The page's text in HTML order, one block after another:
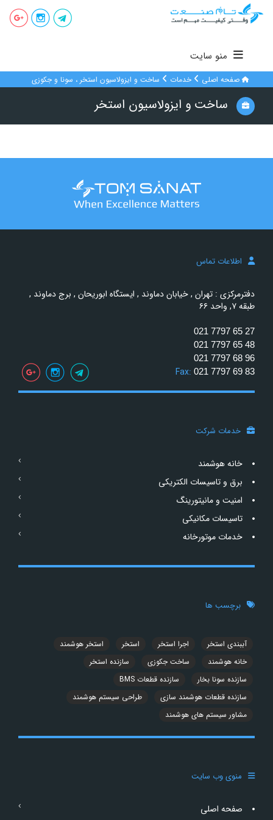
منو سایت
صفحه اصلی خدمات ساخت و ایزولاسیون استخر ، سونا و جکوزی
ساخت و ایزولاسیون استخر
اطلاعات تماس
دفترمرکزی : تهران , خیابان دماوند , ایستگاه ابوریحان , برج دماوند ,
طبقه ۷, واحد ۶۶
021 7797 65 27
021 7797 65 48
021 7797 68 96
021 7797 69 83
Fax:
خدمات شرکت
خانه هوشمند
برق و تاسیسات الکتریکی
امنیت و مانیتورینگ
تاسیسات مکانیکی
خدمات موتورخانه
برچسب ها
آببندی استخر اجرا استخر استخر
استخر هوشمند
خانه هوشمند
ساخت جکوزی
سازنده استخر
سازنده سونا بخار
سازنده قطعات BMS
سازنده قطعات هوشمند سازی
طراحی سیستم هوشمند
مشاور سیستم های هوشمند
منوی وب سایت
صفحه اصلی